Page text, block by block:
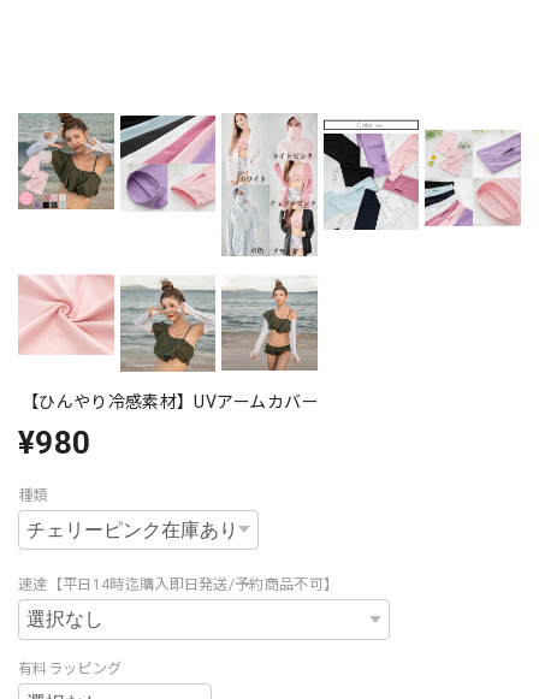
【ひんやり冷感素材】UVアームカバー
¥980
種類
速達【平日14時迄購入即日発送/予約商品不可】
有料ラッピング